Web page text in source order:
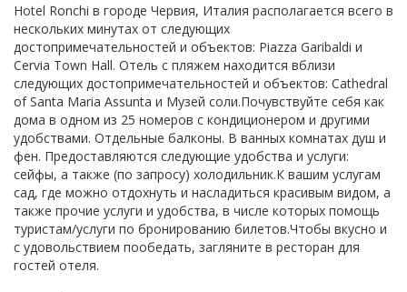
Hotel Ronchi в городе Червия, Италия располагается всего в
нескольких минутах от следующих
достопримечательностей и объектов: Piazza Garibaldi и
Cervia Town Hall. Отель с пляжем находится вблизи
следующих достопримечательностей и объектов: Cathedral
of Santa Maria Assunta и Музей соли.Почувствуйте себя как
дома в одном из 25 номеров с кондиционером и другими
удобствами. Отдельные балконы. В ванных комнатах душ и
фен. Предоставляются следующие удобства и услуги:
сейфы, а также (по запросу) холодильник.К вашим услугам
сад, где можно отдохнуть и насладиться красивым видом, а
также прочие услуги и удобства, в числе которых помощь
туристам/услуги по бронированию билетов.Чтобы вкусно и
с удовольствием пообедать, загляните в ресторан для
гостей отеля.